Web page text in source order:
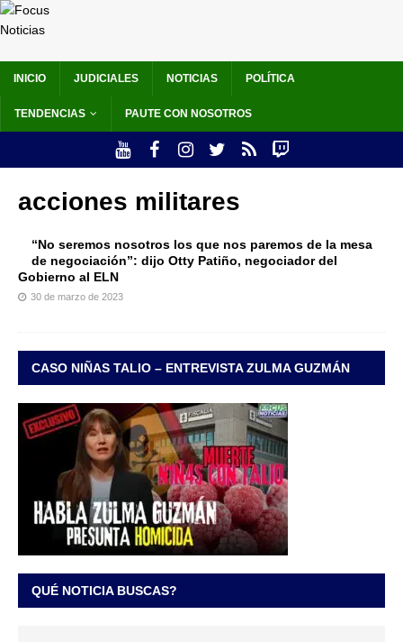
INICIO JUDICIALES NOTICIAS POLÍTICA
TENDENCIAS PAUTE CON NOSOTROS
acciones militares
“No seremos nosotros los que nos paremos de la mesa
de negociación”: dijo Otty Patiño, negociador del
Gobierno al ELN
30 de marzo de 2023
CASO NIÑAS TALIO – ENTREVISTA ZULMA GUZMÁN
QUÉ NOTICIA BUSCAS?